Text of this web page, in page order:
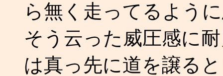
ら無く走ってるよう
そう云った威圧感に
は真っ先に道を譲る